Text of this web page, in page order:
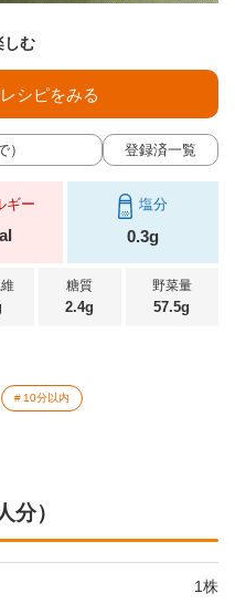
しむ
登録済一覧
シピをみる
ギー 塩分
0.3g
糖質
2.4g
野菜量
57.5g
10分以内
分）
1株